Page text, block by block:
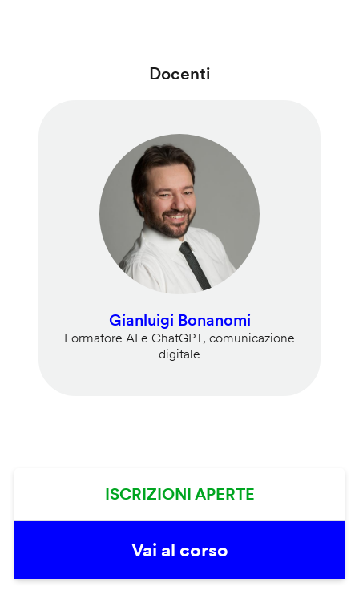
Docenti
Gianluigi Bonanomi
Formatore AI e ChatGPT, comunicazione
digitale
ISCRIZIONI APERTE
Vai al corso